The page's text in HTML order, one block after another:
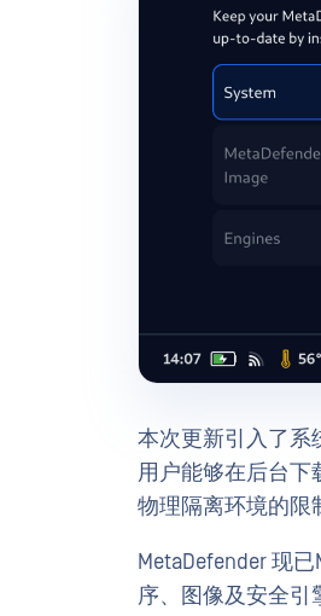
本次更新引入了系
用户能够在后台下
物理隔离环境的限
MetaDefender 现
序、图像及安全引